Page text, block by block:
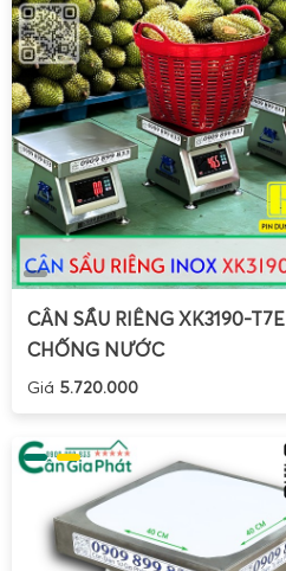
CÂN SẦU RIÊNG XK3190-T7E
CHỐNG NƯỚC
Giá 5.720.000